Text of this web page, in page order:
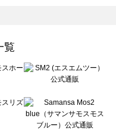
アウター一覧
ー一覧
覧
覧